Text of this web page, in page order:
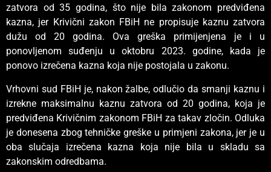
zatvora od 35 godina, što nije bila zakonom predviđena
kazna, jer Krivični zakon FBiH ne propisuje kaznu zatvora
dužu od 20 godina. Ova greška primijenjena je i u
ponovljenom suđenju u oktobru 2023. godine, kada je
ponovo izrečena kazna koja nije postojala u zakonu.
Vrhovni sud FBiH je, nakon žalbe, odlučio da smanji kaznu i
izrekne maksimalnu kaznu zatvora od 20 godina, koja je
predviđena Krivičnim zakonom FBiH za takav zločin. Odluka
je donesena zbog tehničke greške u primjeni zakona, jer je u
oba slučaja izrečena kazna koja nije bila u skladu sa
zakonskim odredbama.